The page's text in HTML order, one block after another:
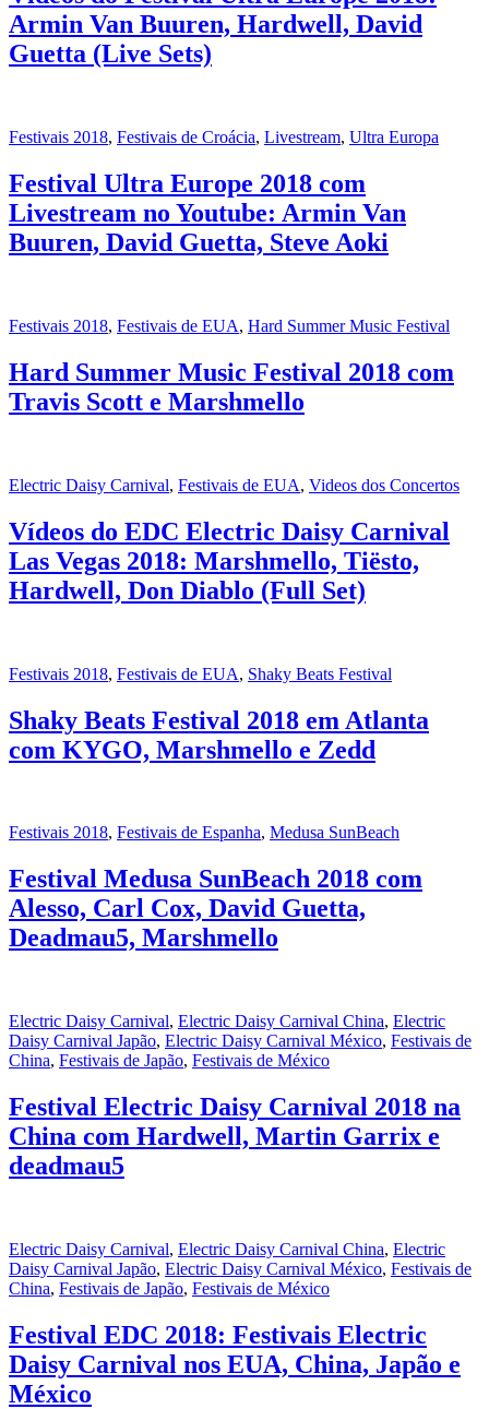
Armin Van Buuren, Hardwell, David
Guetta (Live Sets)
Festivais 2018, Festivais de Croácia, Livestream, Ultra Europa
Festival Ultra Europe 2018 com
Livestream no Youtube: Armin Van
Buuren, David Guetta, Steve Aoki
Festivais 2018, Festivais de EUA, Hard Summer Music Festival
Hard Summer Music Festival 2018 com
Travis Scott e Marshmello
Electric Daisy Carnival, Festivais de EUA, Videos dos Concertos
Vídeos do EDC Electric Daisy Carnival
Las Vegas 2018: Marshmello, Tiësto,
Hardwell, Don Diablo (Full Set)
Festivais 2018, Festivais de EUA, Shaky Beats Festival
Shaky Beats Festival 2018 em Atlanta
com KYGO, Marshmello e Zedd
Festivais 2018, Festivais de Espanha, Medusa SunBeach
Festival Medusa SunBeach 2018 com
Alesso, Carl Cox, David Guetta,
Deadmau5, Marshmello
Electric Daisy Carnival, Electric Daisy Carnival China, Electric
Daisy Carnival Japão, Electric Daisy Carnival México, Festivais de
China, Festivais de Japão, Festivais de México
Festival Electric Daisy Carnival 2018 na
China com Hardwell, Martin Garrix e
deadmau5
Electric Daisy Carnival, Electric Daisy Carnival China, Electric
Daisy Carnival Japão, Electric Daisy Carnival México, Festivais de
China, Festivais de Japão, Festivais de México
Festival EDC 2018: Festivais Electric
Daisy Carnival nos EUA, China, Japão e
México